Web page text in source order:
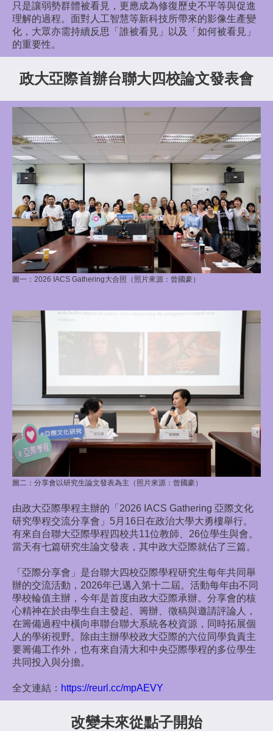
只是讓弱勢群體被看見，更應成為修復歷史不平等與促進
理解的過程。面對人工智慧等新科技所帶來的影像生產變
化，大眾亦需持續反思「誰被看見」以及「如何被看見」
的重要性。
政大亞際首辦台聯大四校論文發表會
圖一： 2026 IACS Gathering大合照（照片來源：曾國豪）
圖二： 分享會以研究生論文發表為主（照片來源：曾國豪）
由政大亞際學程主辦的「2026 IACS Gathering 亞際文化
研究學程交流分享會」5月16日在政治大學大勇樓舉行。
有來自台聯大亞際學程四校共11位教師、26位學生與會。
當天有七篇研究生論文發表，其中政大亞際就佔了三篇。
「亞際分享會」是台聯大四校亞際學程研究生每年共同舉
辦的交流活動，2026年已邁入第十二屆。活動每年由不同
學校輪值主辦，今年是首度由政大亞際承辦。分享會的核
心精神在於由學生自主發起、籌辦、徵稿與邀請評論人，
在籌備過程中橫向串聯台聯大系統各校資源，同時拓展個
人的學術視野。除由主辦學校政大亞際的六位同學負責主
要籌備工作外，也有來自清大和中央亞際學程的多位學生
共同投入與分擔。
全文連結： https://reurl.cc/mpAEVY
改變未來從點子開始